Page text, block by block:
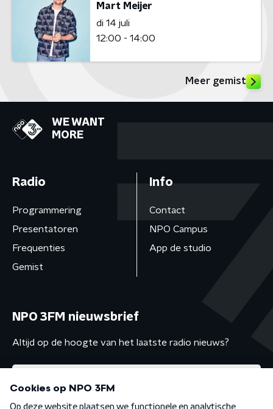
Mart Meijer
di 14 juli
12:00 - 14:00
Meer gemist
WE WANT
MORE
Radio
Programmering
Presentatoren
Frequenties
Gemist
Info
Contact
NPO Campus
App de studio
NPO 3FM nieuwsbrief
Altijd op de hoogte van het laatste radio nieuws?